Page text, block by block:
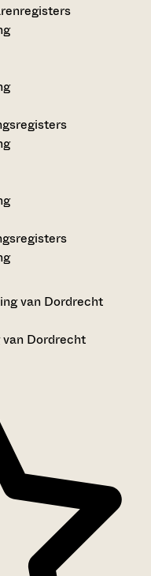
van Dordrecht
Dordrecht